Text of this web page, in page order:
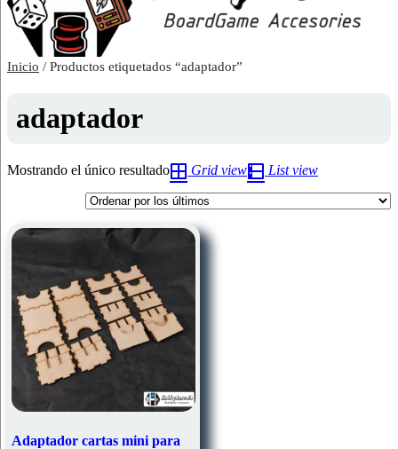
Inicio / Productos etiquetados “adaptador”
adaptador
Mostrando el único resultado Grid view List view
Adaptador cartas mini para